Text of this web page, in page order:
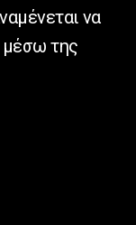
να
μέσω της